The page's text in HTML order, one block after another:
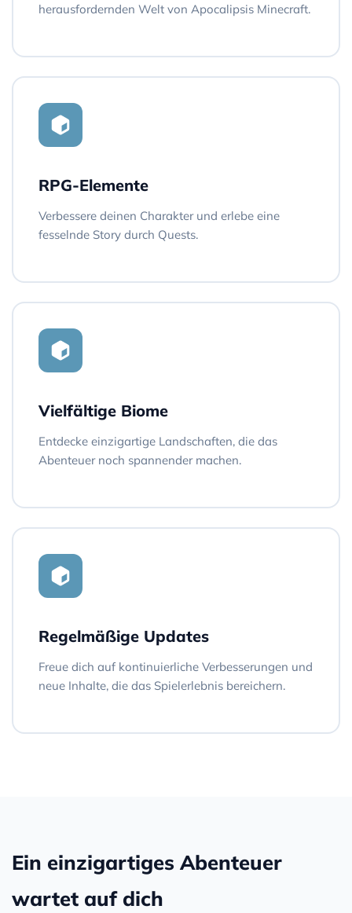
herausfordernden Welt von Apocalipsis Minecraft.
RPG-Elemente
Verbessere deinen Charakter und erlebe eine
fesselnde Story durch Quests.
Vielfältige Biome
Entdecke einzigartige Landschaften, die das
Abenteuer noch spannender machen.
Regelmäßige Updates
Freue dich auf kontinuierliche Verbesserungen und
neue Inhalte, die das Spielerlebnis bereichern.
Ein einzigartiges Abenteuer
wartet auf dich